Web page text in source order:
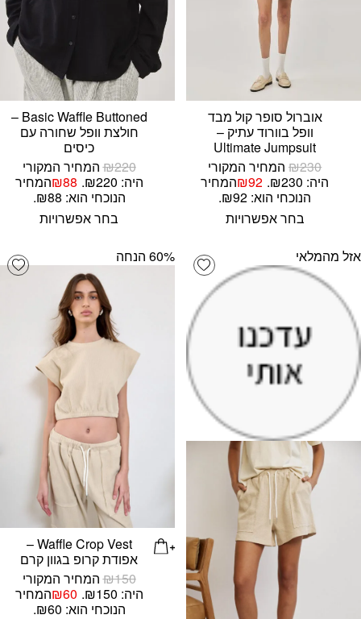
אוברול סופר קול מבד
וופל בוורוד עתיק –
Ultimate Jumpsuit
₪230
המחיר המקורי
היה: ₪230.
₪92
המחיר
הנוכחי הוא: ₪92.
בחר אפשרויות
Basic Waffle Buttoned –
חולצת וופל שחורה עם
כיסים
₪220
המחיר המקורי
היה: ₪220.
₪88
המחיר
הנוכחי הוא: ₪88.
בחר אפשרויות
Add wishlist אזל מהמלאי ‫60% הנחה
Waffle Crop Vest –
אפודת קרופ בגוון קרם
₪150
המחיר המקורי
היה: ₪150.
₪60
המחיר
הנוכחי הוא: ₪60.